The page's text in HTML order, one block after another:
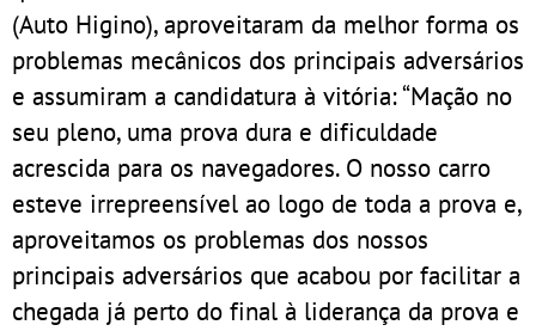
(Auto Higino), aproveitaram da melhor forma os
problemas mecânicos dos principais adversários
e assumiram a candidatura à vitória: “Mação no
seu pleno, uma prova dura e dificuldade
acrescida para os navegadores. O nosso carro
esteve irrepreensível ao logo de toda a prova e,
aproveitamos os problemas dos nossos
principais adversários que acabou por facilitar a
chegada já perto do final à liderança da prova e